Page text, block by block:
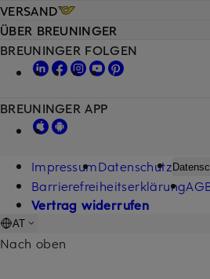
VERSAND
ÜBER BREUNINGER
BREUNINGER FOLGEN
BREUNINGER APP
ImpressumDatenschutz
Barrierefreiheitserklärung
Vertrag widerrufen
AT
Nach oben